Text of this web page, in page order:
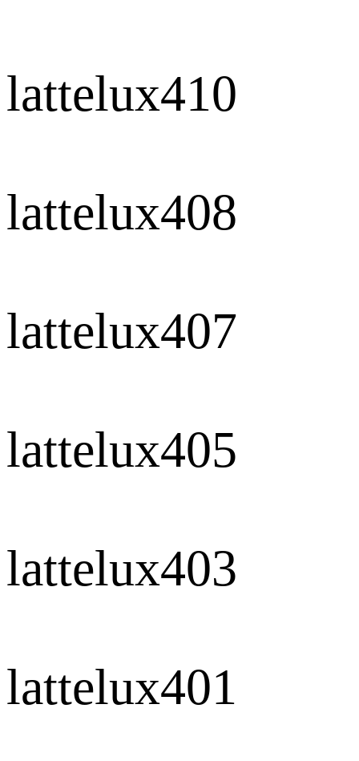
lattelux410
lattelux408
lattelux407
lattelux405
lattelux403
lattelux401